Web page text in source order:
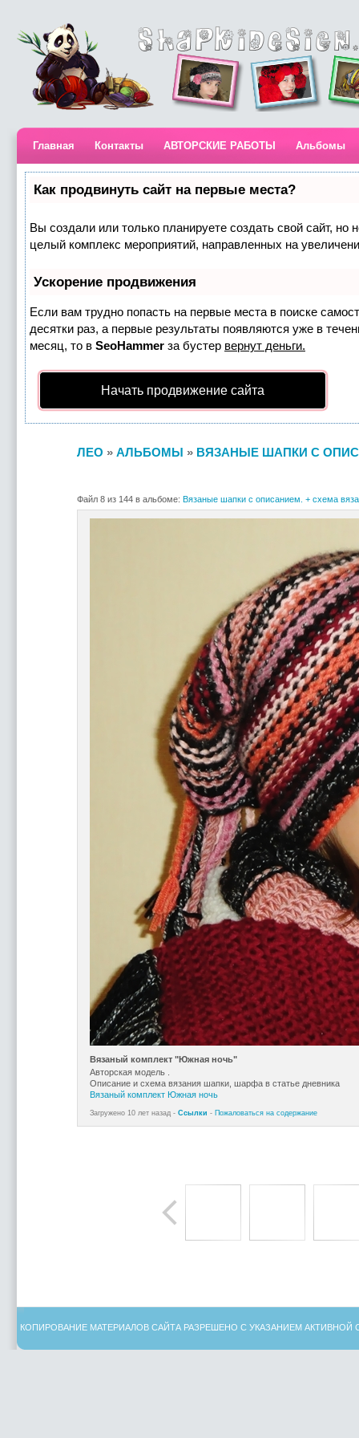
Главная Контакты АВТОРСКИЕ РАБОТЫ Альбомы
Как продвинуть сайт на первые места?
Вы создали или только планируете создать свой сайт, но
целый комплекс мероприятий, направленных на
Ускорение продвижения
Если вам трудно попасть на первые места в поиске
десятки раз, а первые результаты появляются уже в
месяц, то в SeoHammer за бустер вернут деньги.
Начать продвижение сайта
ЛЕО » АЛЬБОМЫ » ВЯЗАНЫЕ ШАПКИ С
Файл 8 из 144 в альбоме: Вязаные шапки с описанием. + схема
Вязаный комплект "Южная ночь"
Авторская модель .
Описание и схема вязания шапки, шарфа в статье дневника
Вязаный комплект Южная ночь
Загружено 10 лет назад - Ссылки - Пожаловаться на содержание
КОПИРОВАНИЕ МАТЕРИАЛОВ САЙТА РАЗРЕШЕНО С УКАЗАНИЕМ АКТИВНОЙ